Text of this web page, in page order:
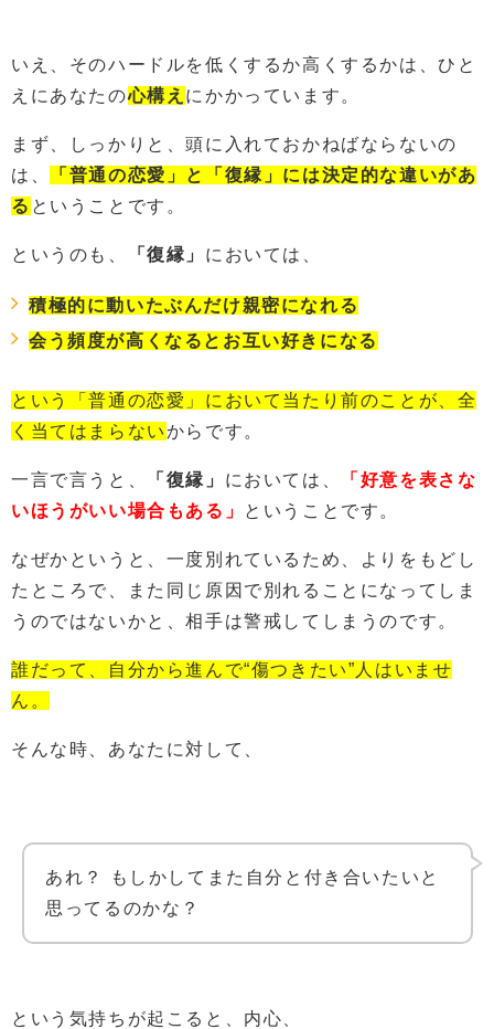
いえ、そのハードルを低くするか高くするかは、ひと
えにあなたの心構え にかかっています。
まず、しっかりと、頭に入れておかねばならないの
は、
「普通の恋愛」と「復縁」には決定的な違いがあ
る ということです。
というのも、 「復縁」 においては、
積極的に動いたぶんだけ親密になれる
会う頻度が高くなるとお互い好きになる
という「普通の恋愛」において当たり前のことが、全
く当てはまらないからです。
一言で言うと、 「復縁」 においては、
「好意を表さな
いほうがいい場合もある」
ということです。
なぜかというと、一度別れているため、よりをもどし
たところで、また同じ原因で別れることになってしま
うのではないかと、相手は警戒してしまうのです。
誰だって、自分から進んで“傷つきたい”人はいませ
ん。
そんな時、あなたに対して、
あれ？ もしかしてまた自分と付き合いたいと
思ってるのかな？
という気持ちが起こると、内心、